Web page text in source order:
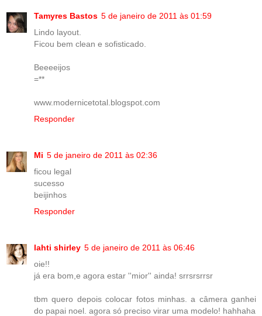
Tamyres Bastos 5 de janeiro de 2011 às 01:59
Lindo layout.
Ficou bem clean e sofisticado.
Beeeeijos
=**
www.modernicetotal.blogspot.com
Responder
Mi 5 de janeiro de 2011 às 02:36
ficou legal
sucesso
beijinhos
Responder
lahti shirley 5 de janeiro de 2011 às 06:46
oie!!
já era bom,e agora estar ''mior'' ainda! srrsrsrrsr
tbm quero depois colocar fotos minhas. a câmera ganhei
do papai noel. agora só preciso virar uma modelo! hahhaha